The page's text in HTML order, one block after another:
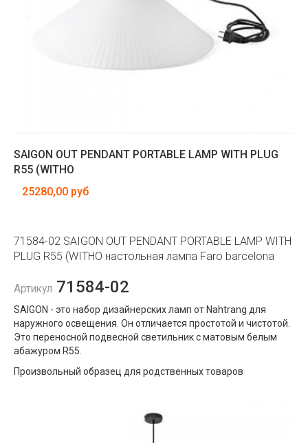
SAIGON OUT PENDANT PORTABLE LAMP WITH PLUG
R55 (WITHO
25280,00 руб
71584-02 SAIGON OUT PENDANT PORTABLE LAMP WITH
PLUG R55 (WITHO настольная лампа Faro barcelona
Артикул 71584-02
SAIGON - это набор дизайнерских ламп от Nahtrang для
наружного освещения. Он отличается простотой и чистотой.
Это переносной подвесной светильник с матовым белым
абажуром R55.
Произвольный образец для родственных товаров